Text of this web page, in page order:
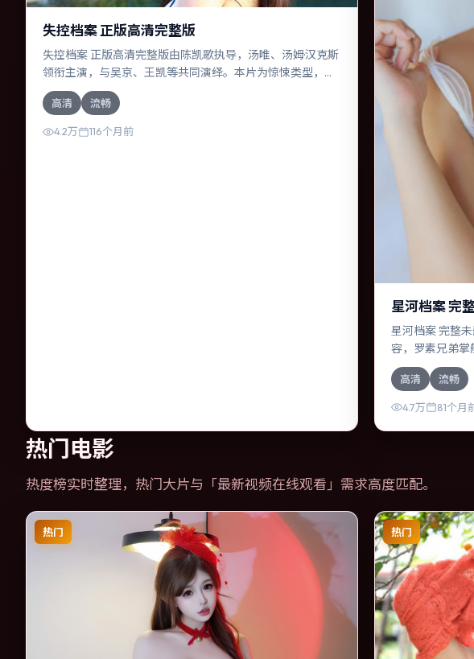
失控档案 正版高清完整版
失控档案 正版高清完整版由陈凯歌执导，汤唯、汤姆·汉克斯
领衔主演，与吴京、王凯等共同演绎。本片为惊悚类型，主
要班底与取景来自意大利。一次跨国行动在暴雨夜失控，信
任瞬间崩塌。影片整体气质明快，节奏紧凑，人物动机清
晰，适合喜欢强情节与细腻表演的观众。
高清 流畅
4.2万 116个月前
星河档案 完
星河档案 完整
容，罗素兄弟掌
绕一次意外选
题，结尾留白耐
高清 流畅
4.7万 81个月
热门电影
热度榜实时整理，热门大片与「最新视频在线观看 」需求高度匹配。
热门 热门